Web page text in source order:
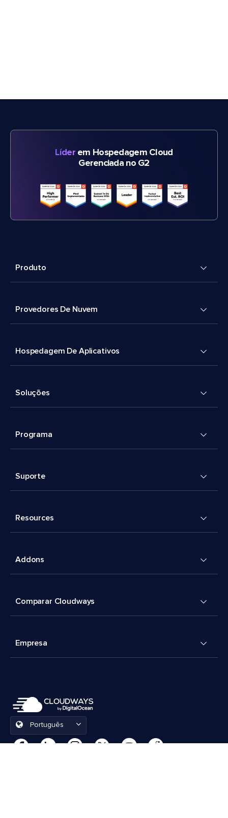
Líderem Hospedagem Cloud
Gerenciada no G2
Produto
Provedores De Nuvem
Hospedagem De Aplicativos
Soluções
Programa
Suporte
Resources
Addons
Comparar Cloudways
Empresa
Português